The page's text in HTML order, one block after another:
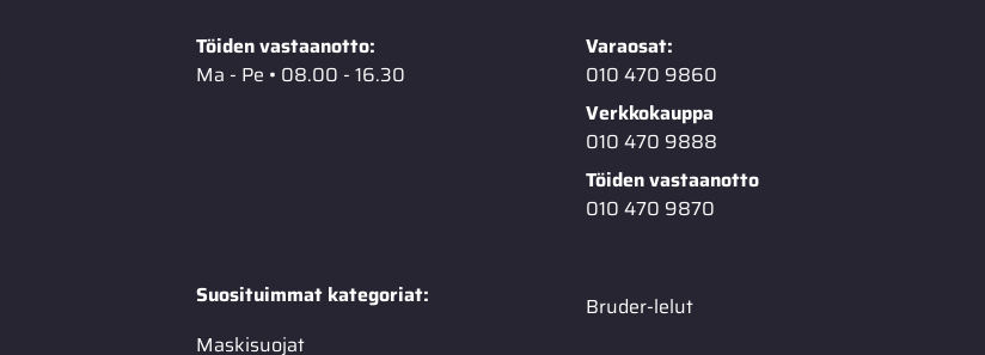
Töiden vastaanotto:
Ma - Pe • 08.00 - 16.30
Varaosat:
010 470 9860
Verkkokauppa
010 470 9888
Töiden vastaanotto
010 470 9870
Suosituimmat kategoriat:
Maskisuojat
Bruder-lelut